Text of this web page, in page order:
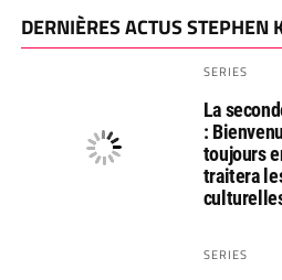
DERNIÈRES ACTUS STEPHEN
SERIES
La
:
toujours
traitera
SERIES